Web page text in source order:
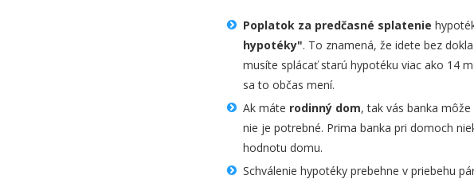
Poplatok za predčasné splatenie
hypotéky". To znamená, že idete bez
musíte splácať starú hypotéku viac ako 14
sa to občas mení.
Ak máte rodinný dom, tak vás banka
nie je potrebné. Prima banka pri domoch
hodnotu domu.
Schválenie hypotéky prebehne v priebehu